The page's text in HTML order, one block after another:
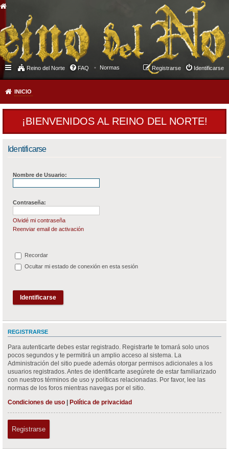
Reino del Norte FAQ Normas Identificarse
Registrarse
INICIO
¡BIENVENIDOS AL REINO DEL NORTE!
Identificarse
Nombre de Usuario:
Contraseña:
Olvidé mi contraseña
Reenviar email de activación
Recordar
Ocultar mi estado de conexión en esta sesión
REGISTRARSE
Para autenticarte debes estar registrado. Registrarte te tomará solo unos
pocos segundos y te permitirá un amplio acceso al sistema. La
Administración del sitio puede además otorgar permisos adicionales a los
usuarios registrados. Antes de identificarte asegúrete de estar familiarizado
con nuestros términos de uso y políticas relacionadas. Por favor, lee las
normas de los foros mientras navegas por el sitio.
Condiciones de uso
Política de privacidad
Registrarse